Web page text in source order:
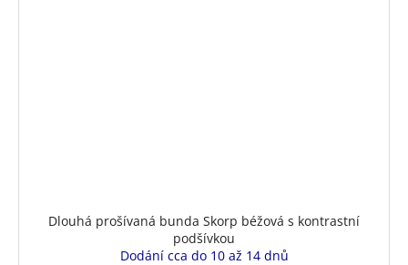
Dlouhá prošívaná bunda Skorp béžová s kontrastní
podšívkou
Dodání cca do 10 až 14 dnů